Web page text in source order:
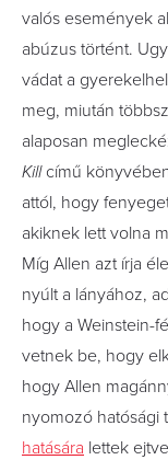
valós események
abúzus történt.
vádat a
meg, miután
alaposan
Killcímű
attól, hogy
akiknek lett volna
Míg Allen azt írja
nyúlt a lányához,
hogy a Weinstein-
vetnek be, hogy
hogy Allen
nyomozó hatósági
hatására lettek